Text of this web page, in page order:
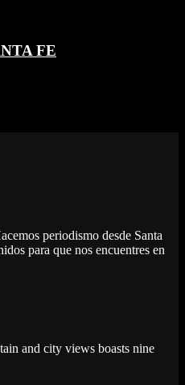
FE
periodismo desde Santa
para que nos encuentres en
and city views boasts nine